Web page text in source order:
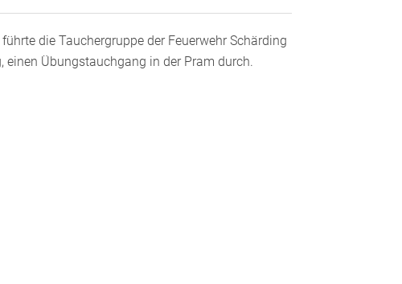
die Tauchergruppe der Feuerwehr Schärding
Übungstauchgang in der Pram durch.